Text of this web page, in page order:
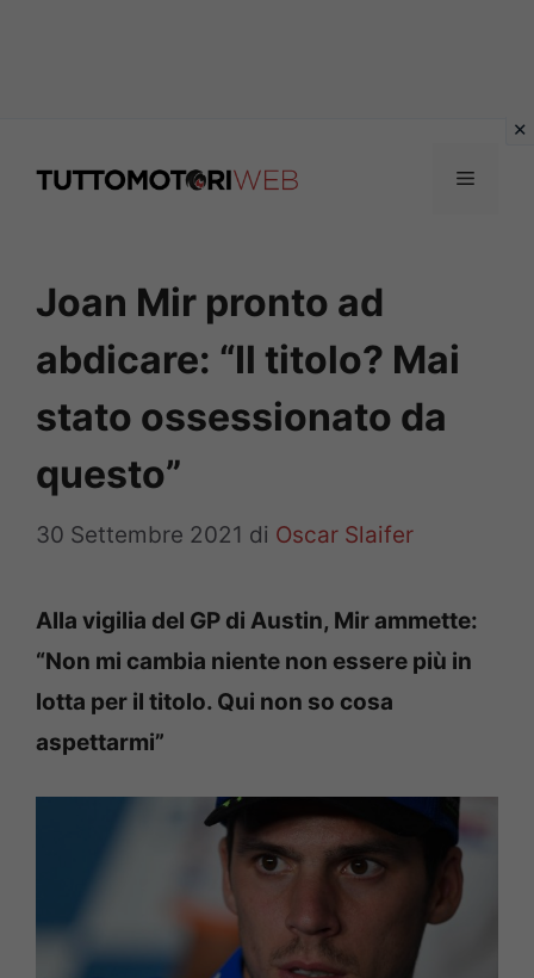
Menu
Joan Mir pronto ad
abdicare: “Il titolo? Mai
stato ossessionato da
questo”
30 Settembre 2021 di Oscar Slaifer
Alla vigilia del GP di Austin, Mir ammette:
“Non mi cambia niente non essere più in
lotta per il titolo. Qui non so cosa
aspettarmi”